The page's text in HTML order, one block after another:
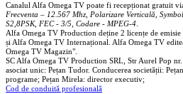
Canalul Alfa Omega TV poate fi recepționat gratuit
Frecventa – 12.567 Mhz, Polarizare Verticală,
S2,8PSK, FEC - 3/5, Codare - MPEG-4
Alfa Omega TV Production deține 2 licențe de
și Alfa Omega TV Internațional. Alfa Omega TV
Omega TV Magazin".
SC Alfa Omega TV Production SRL, Str Aurel Pop
asociat unic: Pețan Tudor. Conducerea societății:
programe; Pețan Mirela: director executiv;
Cod de conduită profesională